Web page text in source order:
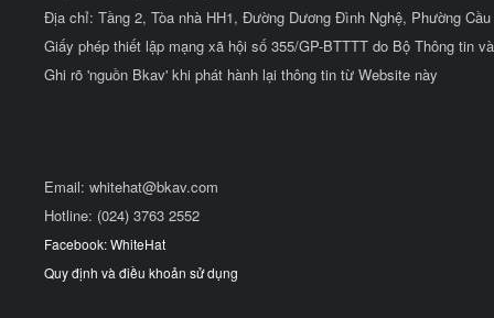
Địa chỉ: Tầng 2, Tòa nhà HH1, Đường Dương Đình Nghệ, Phường
Giấy phép thiết lập mạng xã hội số 355/GP-BTTTT do Bộ Thông tin
Ghi rõ 'nguồn Bkav' khi phát hành lại thông tin từ Website này
Email: whitehat@bkav.com
Hotline: (024) 3763 2552
Facebook: WhiteHat
Quy định và điều khoản sử dụng